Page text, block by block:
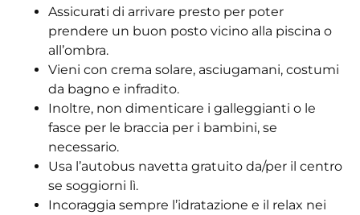
Assicurati di arrivare presto per poter
prendere un buon posto vicino alla piscina o
all’ombra.
Vieni con crema solare, asciugamani, costumi
da bagno e infradito.
Inoltre, non dimenticare i galleggianti o le
fasce per le braccia per i bambini, se
necessario.
Usa l’autobus navetta gratuito da/per il centro
se soggiorni lì.
Incoraggia sempre l’idratazione e il relax nei